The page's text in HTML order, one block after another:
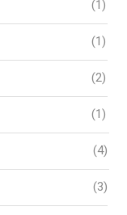
(1)
(1)
(2)
(1)
(4)
(3)